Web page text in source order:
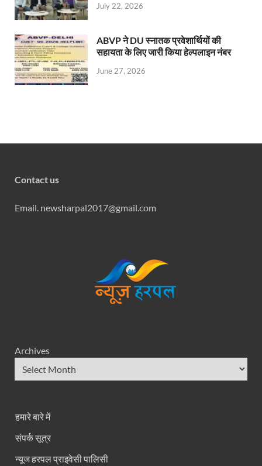
July 22, 2026
ABVP ने DU स्नातक प्रवेशार्थियों की
सहायता के लिए जारी किया हेल्पलाइन नंबर
June 27, 2026
Contact us
Email. newsharpal2017@gmail.com
Archives
हमारे बारे में
संपर्क सूत्र
न्यूज हरपल प्राइवेसी पालिसी